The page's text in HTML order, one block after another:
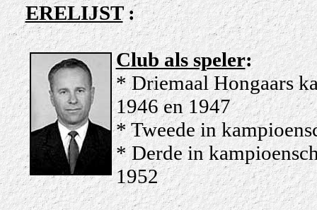
ERELIJST:
Club als speler:
* Driemaal Hongaars
1946 en 1947
* Tweede in
* Derde in
1952